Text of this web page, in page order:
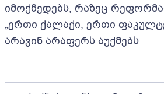
იმოქმედებს, რაზეც
„ერთი ქალაქი, ერთი
არავინ არაფერს აუქმებს